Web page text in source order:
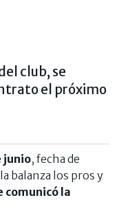
club, se
el próximo
junio, fecha de
balanza los pros y
comunicó la